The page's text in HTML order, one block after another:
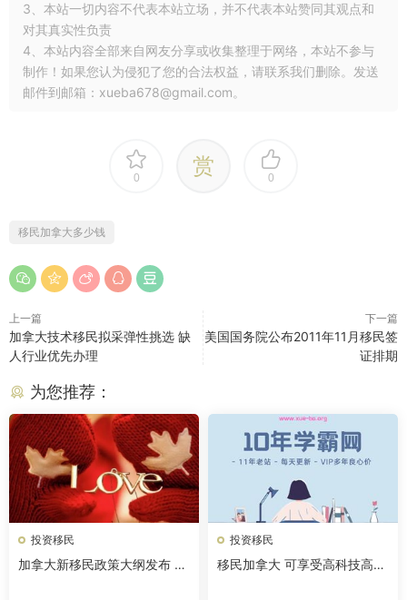
3、本站一切内容不代表本站立场，并不代表本站赞同其观点和
对其真实性负责
4、本站内容全部来自网友分享或收集整理于网络，本站不参与
制作！如果您认为侵犯了您的合法权益，请联系我们删除。发送
邮件到邮箱：xueba678@gmail.com。
0 赏 0
移民加拿大多少钱
上一篇
加拿大技术移民拟采弹性挑选 缺
人行业优先办理
下一篇
美国国务院公布2011年11月移民签
证排期
为您推荐：
投资移民
加拿大新移民政策大纲发布 最
投资移民
移民加拿大 可享受高科技高福